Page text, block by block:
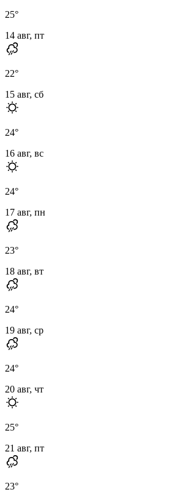
25°
14 авг, пт
22°
15 авг, сб
24°
16 авг, вс
24°
17 авг, пн
23°
18 авг, вт
24°
19 авг, ср
24°
20 авг, чт
25°
21 авг, пт
23°